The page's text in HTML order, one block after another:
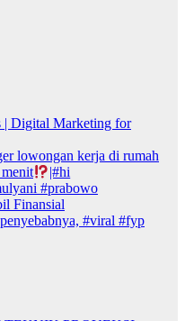
Digital Marketing for
lowongan kerja di rumah
|#hi
#prabowo
Finansial
#viral #fyp